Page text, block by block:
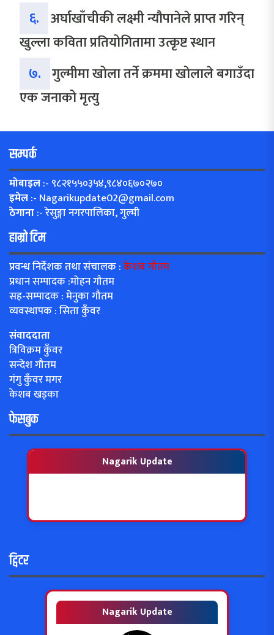
६. अर्घाखाँचीकी लक्ष्मी न्यौपानेले प्राप्त गरिन्
खुल्ला कविता प्रतियोगितामा उत्कृष्ट स्थान
७. गुल्मीमा खोला तर्ने क्रममा खोलाले बगाउँदा
एक जनाको मृत्यु
सम्पर्क
मोबाइल:- ९८२१५५०३५४,९८४०६७०२७०
इमेल:- Nagarikupdate02@gmail.com
ठेगाना:- रेसुङ्गा नगरपालिका, गुल्मी
हाम्रो टिम
प्रवन्ध निर्देशक तथा संचालक :केशब गौतम
प्रधान सम्पादक :मोहन गौतम
सह-सम्पादक : मेनुका गौतम
व्यवस्थापक : सिता कुँवर
संवाददाता
त्रिविक्रम कुँवर
सन्देश गौतम
गंगु कुँवर मगर
केशब खड्का
फेसबुक
Nagarik Update
ट्विटर
Nagarik Update